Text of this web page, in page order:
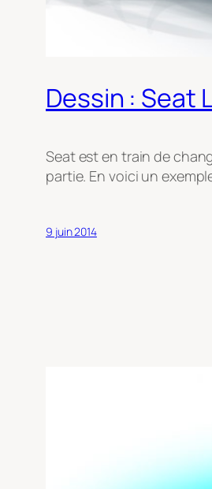
Dessin : Seat
Seat est en train de
partie. En voici un
9 juin 2014